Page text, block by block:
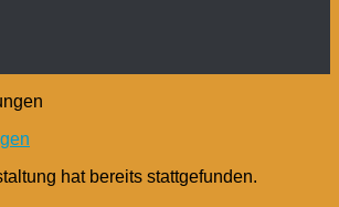
hat bereits stattgefunden.